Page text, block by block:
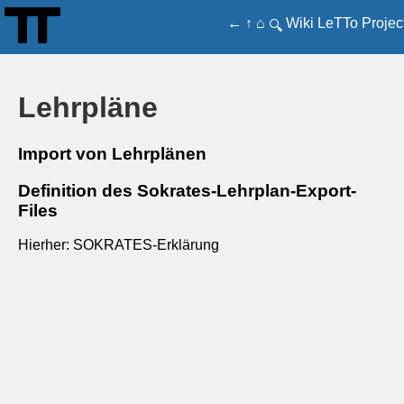
← ↑ ⌂ 🔍 Wiki LeTTo
Lehrpläne
Import von Lehrplänen
Definition des Sokrates-Lehrplan-Export-
Files
Hierher: SOKRATES-Erklärung